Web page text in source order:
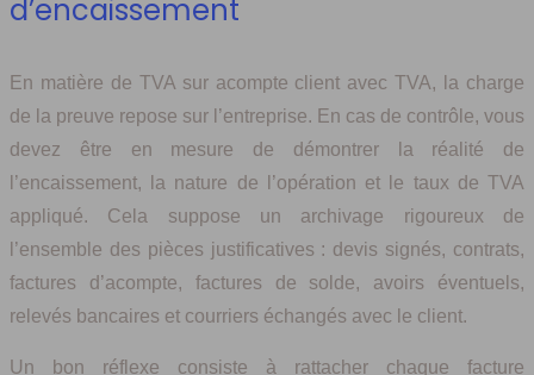
d’encaissement
En matière de TVA sur acompte client avec TVA, la charge
de la preuve repose sur l’entreprise. En cas de contrôle, vous
devez être en mesure de démontrer la réalité de
l’encaissement, la nature de l’opération et le taux de TVA
appliqué. Cela suppose un archivage rigoureux de
l’ensemble des pièces justificatives : devis signés, contrats,
factures d’acompte, factures de solde, avoirs éventuels,
relevés bancaires et courriers échangés avec le client.
Un bon réflexe consiste à rattacher chaque facture